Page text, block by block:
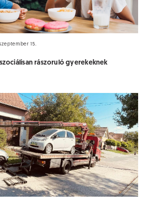
15.
rászoruló gyerekeknek